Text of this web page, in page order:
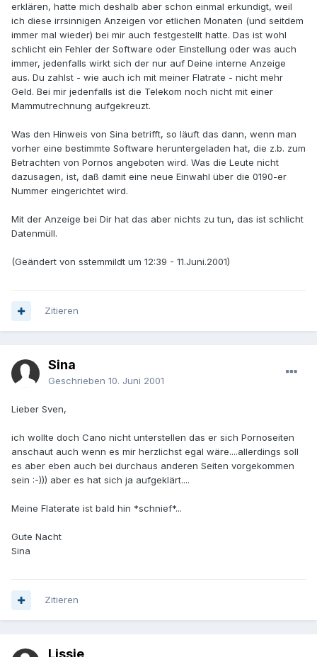
erklären, hatte mich deshalb aber schon einmal erkundigt, weil
ich diese irrsinnigen Anzeigen vor etlichen Monaten (und seitdem
immer mal wieder) bei mir auch festgestellt hatte. Das ist wohl
schlicht ein Fehler der Software oder Einstellung oder was auch
immer, jedenfalls wirkt sich der nur auf Deine interne Anzeige
aus. Du zahlst - wie auch ich mit meiner Flatrate - nicht mehr
Geld. Bei mir jedenfalls ist die Telekom noch nicht mit einer
Mammutrechnung aufgekreuzt.
Was den Hinweis von Sina betrifft, so läuft das dann, wenn man
vorher eine bestimmte Software heruntergeladen hat, die z.b. zum
Betrachten von Pornos angeboten wird. Was die Leute nicht
dazusagen, ist, daß damit eine neue Einwahl über die 0190-er
Nummer eingerichtet wird.
Mit der Anzeige bei Dir hat das aber nichts zu tun, das ist schlicht
Datenmüll.
(Geändert von sstemmildt um 12:39 - 11.Juni.2001)
Zitieren
Sina
Geschrieben 10. Juni 2001
Lieber Sven,
ich wollte doch Cano nicht unterstellen das er sich Pornoseiten
anschaut auch wenn es mir herzlichst egal wäre....allerdings soll
es aber eben auch bei durchaus anderen Seiten vorgekommen
sein :-))) aber es hat sich ja aufgeklärt....
Meine Flaterate ist bald hin *schnief*...
Gute Nacht
Sina
Zitieren